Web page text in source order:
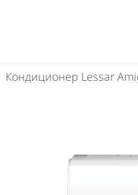
Кондиционер Lessar